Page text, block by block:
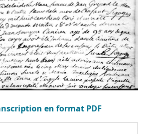
en format PDF